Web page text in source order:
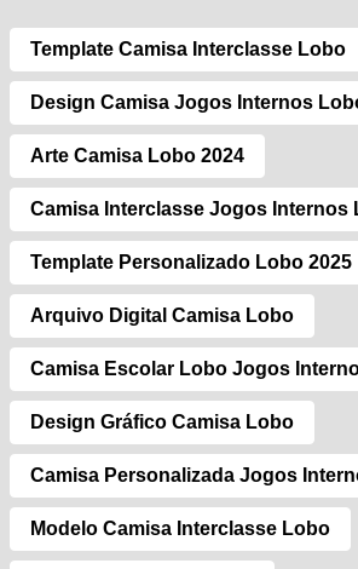
Template Camisa Interclasse Lobo
Design Camisa Jogos Internos
Arte Camisa Lobo 2024
Camisa Interclasse Jogos Internos
Template Personalizado Lobo 2025
Arquivo Digital Camisa Lobo
Camisa Escolar Lobo Jogos
Design Gráfico Camisa Lobo
Camisa Personalizada Jogos
Modelo Camisa Interclasse Lobo